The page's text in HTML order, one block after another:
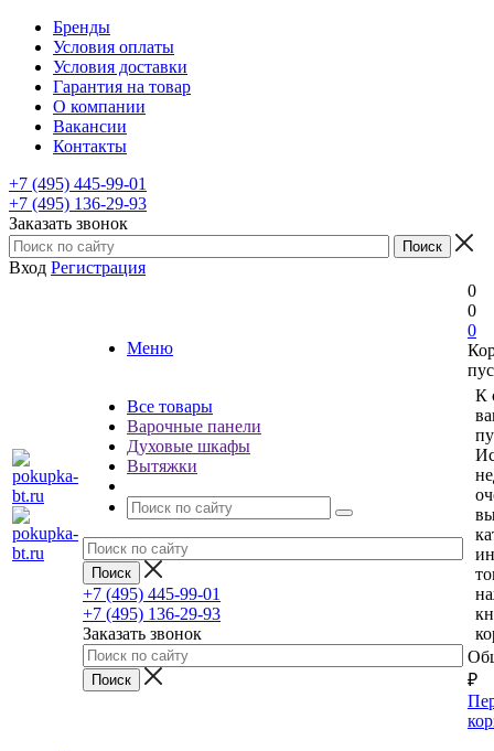
Бренды
Условия оплаты
Условия доставки
Гарантия на товар
О компании
Вакансии
Контакты
+7 (495) 445-99-01
+7 (495) 136-29-93
Заказать звонок
Вход Регистрация
Меню
Все товары
Варочные панели
Духовые шкафы
Вытяжки
+7 (495) 445-99-01
+7 (495) 136-29-93
Заказать звонок
0
0
0
К
₽